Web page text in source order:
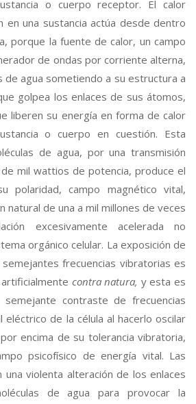
o cuerpo receptor. El calor
en una sustancia actúa desde dentro
porque la fuente de calor, un campo
de ondas por corriente alterna,
de agua sometiendo a su estructura a
golpea los enlaces de sus átomos,
liberen su energía en forma de calor
o cuerpo en cuestión. Esta
de agua, por una transmisión
mil wattios de potencia, produce el
polaridad, campo magnético vital,
natural de una a mil millones de veces
excesivamente acelerada no
orgánico celular. La exposición de
frecuencias vibratorias es
contra natura, y esta es
contraste de frecuencias
eléctrico de la célula al hacerlo oscilar
encima de su tolerancia vibratoria,
psicofísico de energía vital. Las
una violenta alteración de los enlaces
de agua para provocar la